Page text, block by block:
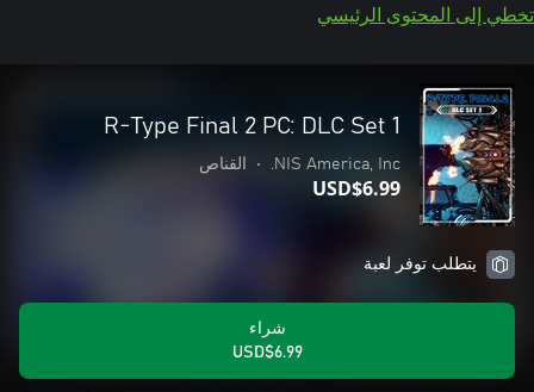
تخطي إلى المحتوى الرئيسي
R-Type Final 2 PC: DLC Set 1
NIS America, Inc.
• القناص
USD$6.99
يتطلب توفر لعبة
شراء
USD$6.99